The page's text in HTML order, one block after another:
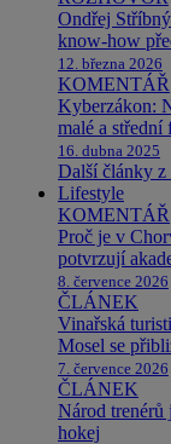
Ondřej
know-how
12. března 2026
KOMENTÁŘ
Kyberzákon:
malé a střední
16. dubna 2025
Další články
Lifestyle
KOMENTÁŘ
Proč je v
potvrzují
8. července 2026
ČLÁNEK
Vinařská
Mosel se
7. července 2026
ČLÁNEK
Národ trenérů
hokej